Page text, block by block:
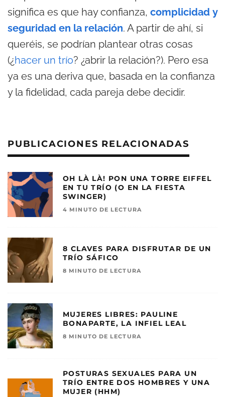
significa es que hay confianza, complicidad y
seguridad en la relación. A partir de ahí, si
queréis, se podrían plantear otras cosas
(¿hacer un trío? ¿abrir la relación?). Pero esa
ya es una deriva que, basada en la confianza
y la fidelidad, cada pareja debe decidir.
PUBLICACIONES RELACIONADAS
OH LÀ LÀ! PON UNA TORRE EIFFEL
EN TU TRÍO (O EN LA FIESTA
SWINGER)
4 MINUTO DE LECTURA
8 CLAVES PARA DISFRUTAR DE UN
TRÍO SÁFICO
8 MINUTO DE LECTURA
MUJERES LIBRES: PAULINE
BONAPARTE, LA INFIEL LEAL
8 MINUTO DE LECTURA
POSTURAS SEXUALES PARA UN
TRÍO ENTRE DOS HOMBRES Y UNA
MUJER (HHM)